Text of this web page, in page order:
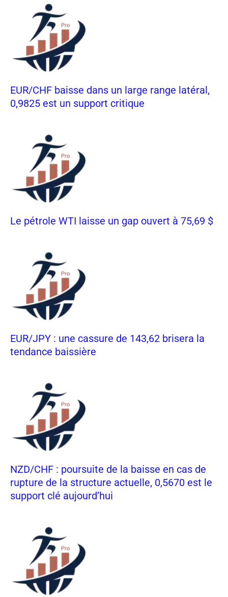
EUR/CHF baisse dans un large range latéral,
0,9825 est un support critique
Le pétrole WTI laisse un gap ouvert à 75,69 $
EUR/JPY : une cassure de 143,62 brisera la
tendance baissière
NZD/CHF : poursuite de la baisse en cas de
rupture de la structure actuelle, 0,5670 est le
support clé aujourd’hui